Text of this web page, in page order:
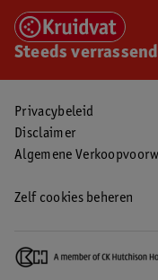
Steeds
Privacybeleid
Disclaimer
Algemene
Zelf cookies beheren